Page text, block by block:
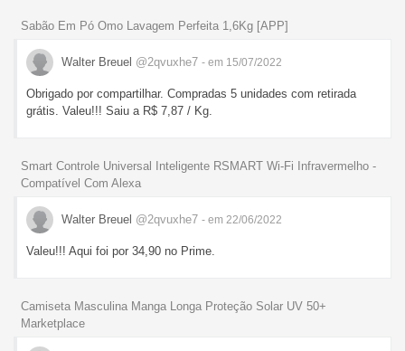
Sabão Em Pó Omo Lavagem Perfeita 1,6Kg [APP]
Walter Breuel @2qvuxhe7 - em 15/07/2022
Obrigado por compartilhar. Compradas 5 unidades com retirada
grátis. Valeu!!! Saiu a R$ 7,87 / Kg.
Smart Controle Universal Inteligente RSMART Wi-Fi Infravermelho -
Compatível Com Alexa
Walter Breuel @2qvuxhe7 - em 22/06/2022
Valeu!!! Aqui foi por 34,90 no Prime.
Camiseta Masculina Manga Longa Proteção Solar UV 50+
Marketplace